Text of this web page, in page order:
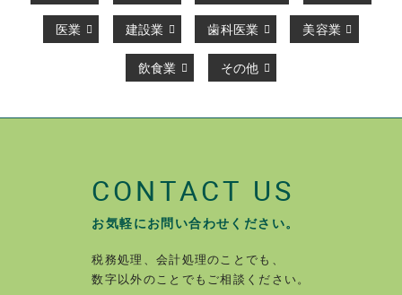
医業 建設業 歯科医業 美容業
飲食業 その他
CONTACT US
お気軽にお問い合わせください。
税務処理、会計処理のことでも、
数字以外のことでもご相談ください。